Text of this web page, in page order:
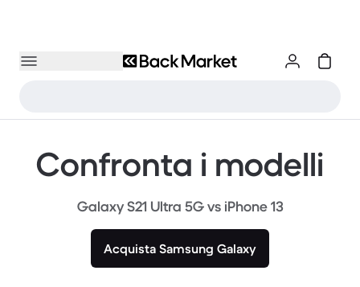
Confronta i modelli
Galaxy S21 Ultra 5G vs iPhone 13
Acquista Samsung Galaxy